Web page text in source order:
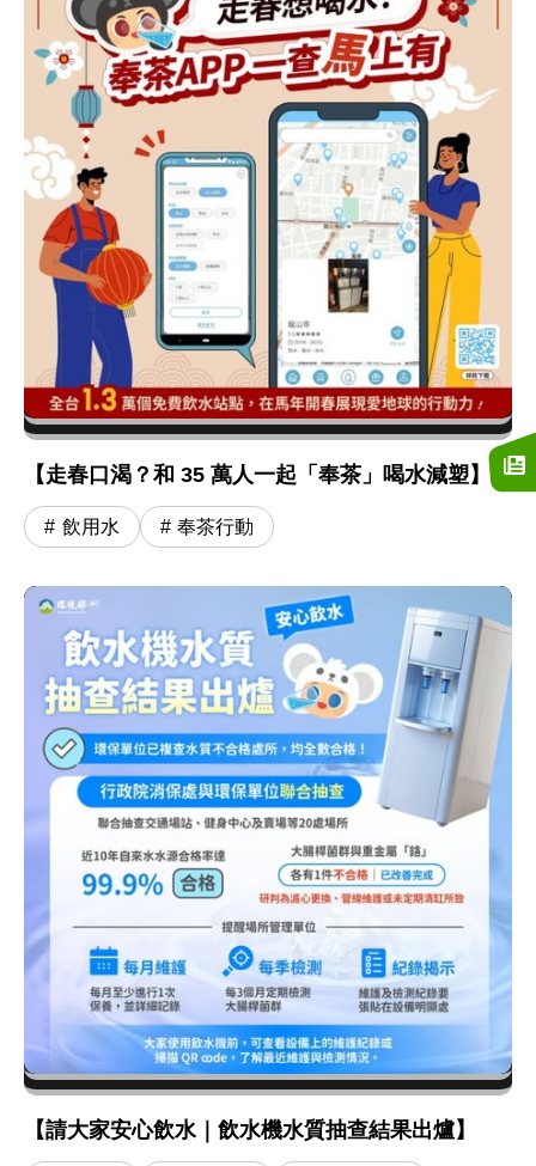
【走春口渴？和 35 萬人一起「奉茶」喝水減塑】
飲用水 奉茶行動
【請大家安心飲水｜飲水機水質抽查結果出爐】